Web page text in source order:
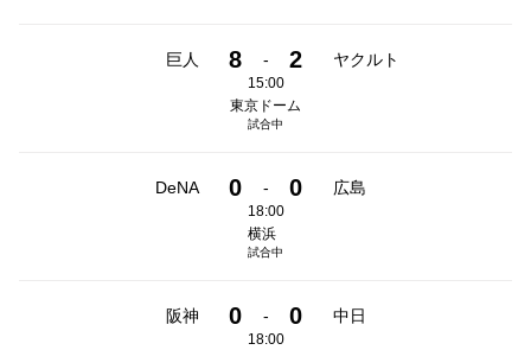
巨人 8 - 2 ヤクルト
15:00
東京ドーム
試合中
DeNA 0 - 0 広島
18:00
横浜
試合中
阪神 0 - 0 中日
18:00